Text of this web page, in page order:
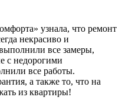
узнала, что ремонт
некрасиво и
все замеры,
с недорогими
все работы.
а также то, что на
из квартиры!